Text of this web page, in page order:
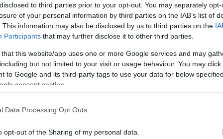
to third parties prior to your opt-out. You may separately
of your personal information by third parties on the IAB’s list of
This information may also be disclosed by us to third parties on the
Participants that may further disclose it to other third parties.
this website/app uses one or more Google services and may
but not limited to your visit or usage behaviour. You may
to Google and its third-party tags to use your data for below
consent section.
Data Processing Opt Outs
opt-out of the Sharing of my personal data.
me toca hacerlos a mí, no os voy a mentir… jajaja.
Hacer noodles caseros.
en casa, hacer noodles frescos os resultará igual
laborioso y el resultado es espectacular. Ya
preparamos todo en casa, tiene muchas cosas
todo el proceso, disfrutamos de él… Si no que,